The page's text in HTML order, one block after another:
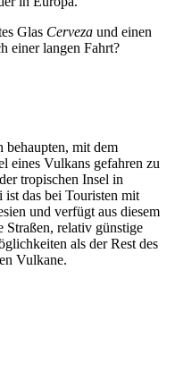
Glas Cerveza und einen
einer langen Fahrt?
behaupten, mit dem
eines Vulkans gefahren zu
tropischen Insel in
das bei Touristen mit
und verfügt aus diesem
Straßen, relativ günstige
als der Rest des
Vulkane.